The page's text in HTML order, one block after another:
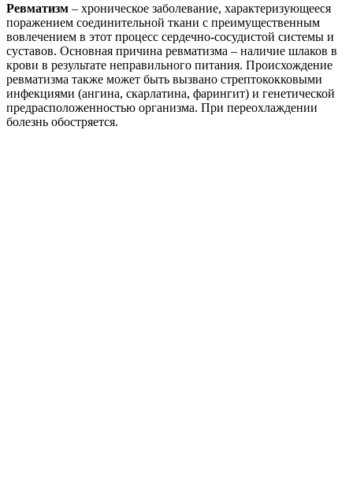
Ревматизм – хроническое заболевание, характеризующееся
поражением соединительной ткани с преимущественным
вовлечением в этот процесс сердечно-сосудистой системы и
суставов. Основная причина ревматизма – наличие шлаков в
крови в результате неправильного питания. Происхождение
ревматизма также может быть вызвано стрептококковыми
инфекциями (ангина, скарлатина, фарингит) и генетической
предрасположенностью организма. При переохлаждении
болезнь обостряется.